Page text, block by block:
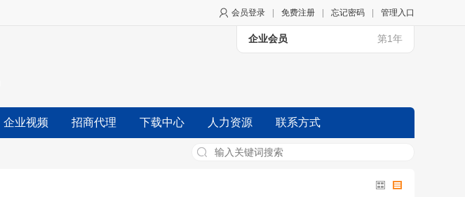
会员登录 免费注册 忘记密码 管理入口
企业会员 第1年
企业视频 招商代理 下载中心 人力资源 联系方式